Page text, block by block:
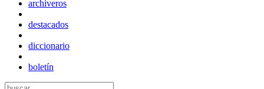
archiveros
destacados
diccionario
boletín